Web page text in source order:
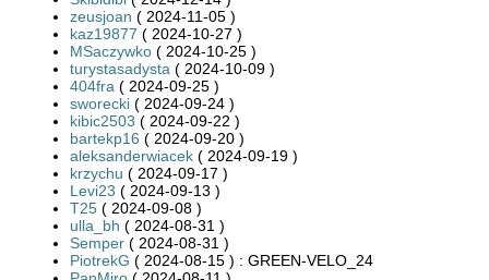
zeusjoan ( 2024-11-05 )
kaz19877 ( 2024-10-27 )
MSaczywko ( 2024-10-25 )
turystasadysta ( 2024-10-09 )
404fra ( 2024-09-25 )
sworecki ( 2024-09-24 )
kibic2503 ( 2024-09-22 )
bartekp16 ( 2024-09-20 )
aleksanderwiacek ( 2024-09-19 )
krzychu ( 2024-09-17 )
Levi23 ( 2024-09-13 )
T25 ( 2024-09-08 )
ulla_bh ( 2024-08-31 )
Semper ( 2024-08-31 )
PiotrekG ( 2024-08-15 ) : GREEN-VELO_24